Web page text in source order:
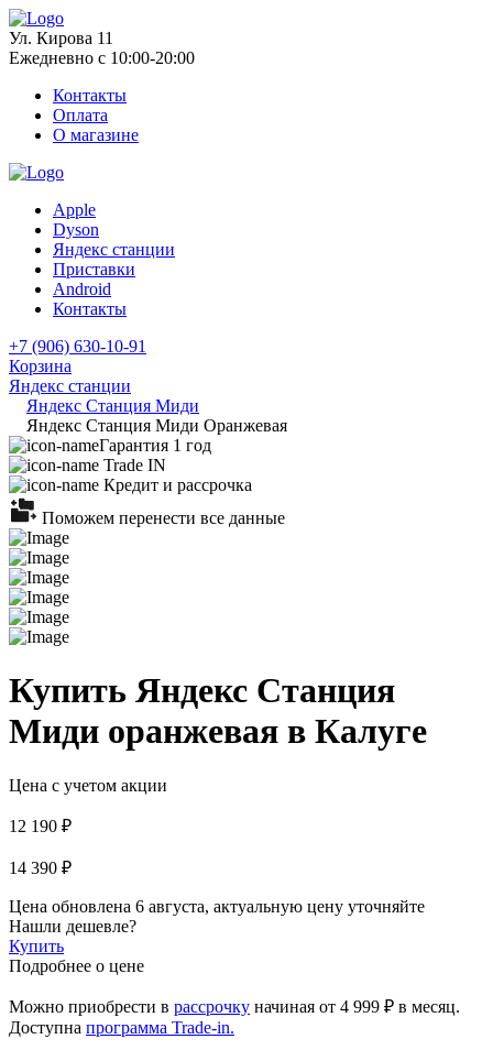
Ул. Кирова 11
Ежедневно с 10:00-20:00
Контакты
Оплата
О магазине
Apple
Dyson
Яндекс станции
Приставки
Android
Контакты
+7 (906) 630-10-91
Корзина
Яндекс станции
Яндекс Станция Миди
Яндекс Станция Миди Оранжевая
Гарантия 1 год
Trade IN
Кредит и рассрочка
Поможем перенести все данные
Купить Яндекс Станция
Миди оранжевая в Калуге
Цена с учетом акции
12 190 ₽
14 390 ₽
Цена обновлена 6 августа, актуальную цену уточняйте
Нашли дешевле?
Купить
Подробнее о цене
Можно приобрести в рассрочку начиная от 4 999 ₽ в месяц.
Доступна программа Trade-in.